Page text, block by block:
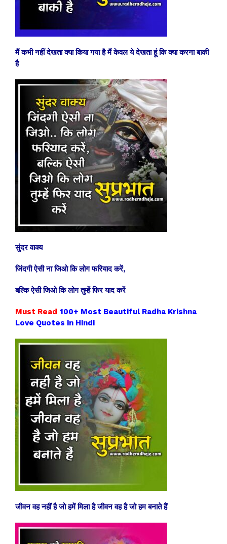
मैं कभी नहीं देखता क्या किया गया है मैं केवल ये देखता हूं कि क्या करना बाकी
है
सुंदर वाक्य
जिंदगी ऐसी ना जिओ कि लोग फरियाद करें,
बल्कि ऐसी जिओ कि लोग तुम्हें फिर याद करें
Must Read 100+ Most Beautiful Radha Krishna
Love Quotes in Hindi
जीवन वह नहीं है जो हमें मिला है जीवन वह है जो हम बनाते हैं